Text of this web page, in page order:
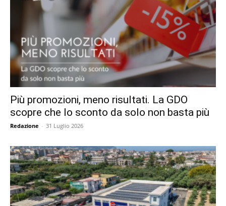
Più promozioni, meno risultati. La GDO
scopre che lo sconto da solo non basta più
Redazione - 31 Luglio 2026